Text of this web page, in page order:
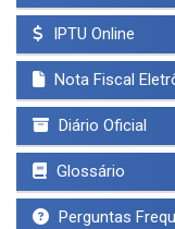
IPTU Online
Nota Fiscal
Diário Oficial
Glossário
Perguntas